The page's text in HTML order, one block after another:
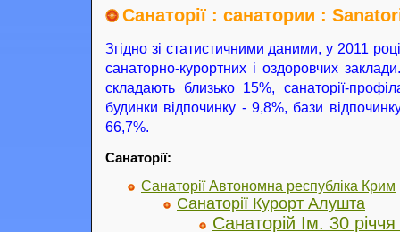
Санаторії : санатории :
Згідно зі статистичними даними, у 2011
санаторно-курортних і оздоровчих
складають близько 15%, санаторії-
будинки відпочинку - 9,8%, бази
66,7%.
Санаторії:
Санаторії Автономна республіка Крим
Санаторії Курорт Алушта
Санаторій Ім. 30